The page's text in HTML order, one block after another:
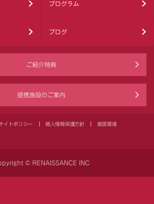
プログラム
ブログ
ご紹介特典
提携施設のご案内
イトポリシー 個人情報保護方針 推奨環境
© RENAISSANCE INC